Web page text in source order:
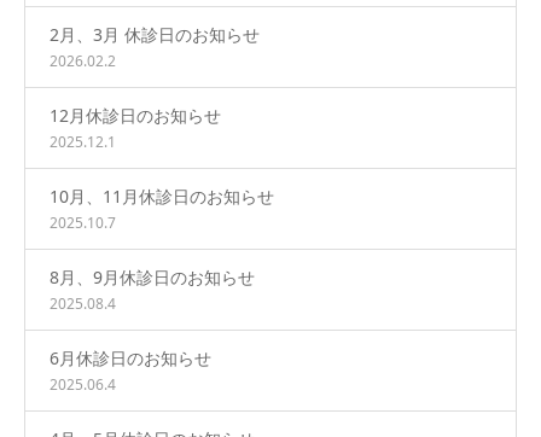
2月、3月 休診日のお知らせ
2026.02.2
12月休診日のお知らせ
2025.12.1
10月、11月休診日のお知らせ
2025.10.7
8月、9月休診日のお知らせ
2025.08.4
6月休診日のお知らせ
2025.06.4